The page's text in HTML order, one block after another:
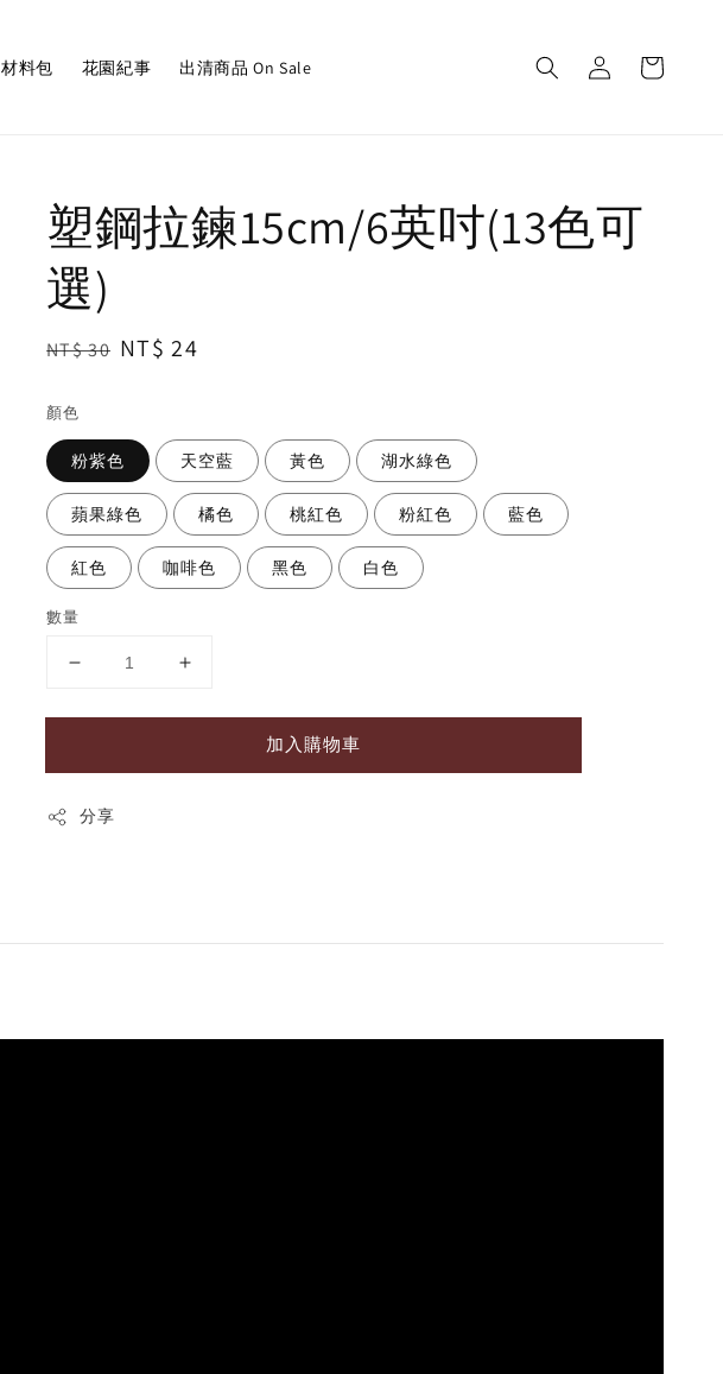
材料包 花園紀事 出清商品 On Sale
塑鋼拉鍊15cm/6英吋(13色可
選)
Regular
NT$ 30 Sale
NT$ 24
顏色
粉紫色 天空藍 黃色 湖水綠色
蘋果綠色 橘色 桃紅色 粉紅色 藍色
紅色 咖啡色 黑色 白色
數量
加入購物車
分享